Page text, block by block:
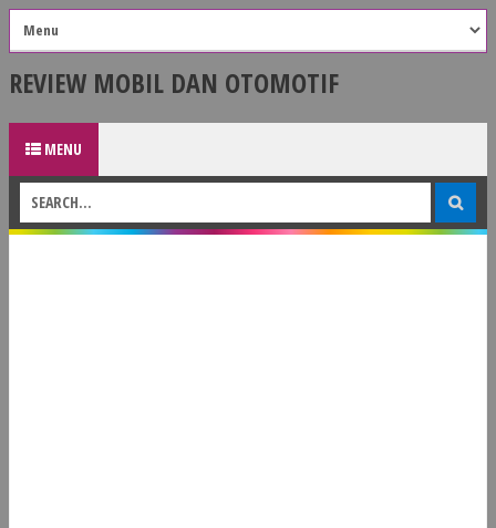
REVIEW MOBIL DAN OTOMOTIF
MENU